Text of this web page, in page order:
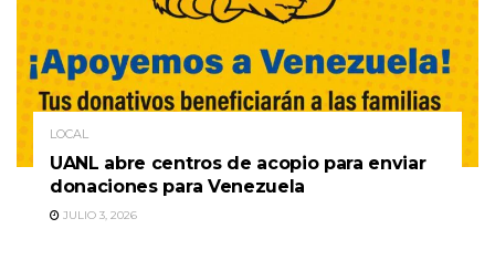
LOCAL
UANL abre centros de acopio para enviar
donaciones para Venezuela
JULIO 3, 2026